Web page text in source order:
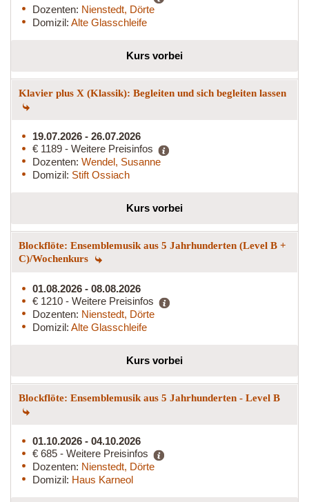
Dozenten: Nienstedt, Dörte
Domizil: Alte Glasschleife
Kurs vorbei
Klavier plus X (Klassik): Begleiten und sich begleiten lassen
19.07.2026 - 26.07.2026
€ 1189 - Weitere Preisinfos
Dozenten: Wendel, Susanne
Domizil: Stift Ossiach
Kurs vorbei
Blockflöte: Ensemblemusik aus 5 Jahrhunderten (Level B +
C)/Wochenkurs
01.08.2026 - 08.08.2026
€ 1210 - Weitere Preisinfos
Dozenten: Nienstedt, Dörte
Domizil: Alte Glasschleife
Kurs vorbei
Blockflöte: Ensemblemusik aus 5 Jahrhunderten - Level B
01.10.2026 - 04.10.2026
€ 685 - Weitere Preisinfos
Dozenten: Nienstedt, Dörte
Domizil: Haus Karneol